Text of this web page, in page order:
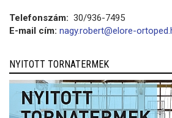
Telefonszám: 30/936-7495
E-mail cím: nagy.robert@elore-
NYITOTT TORNATERMEK